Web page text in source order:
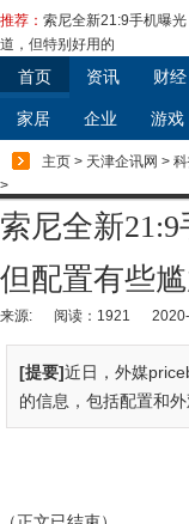
推荐： 索尼全新21:9手机曝
道，但特别好用的
首页 资讯 财经
家居 企业 游戏
主页 > 天津企讯网 >
>
索尼全新21:9
但配置有些
来源: 阅读：1921
[提要]近日，外媒
的信息，包括配置和外